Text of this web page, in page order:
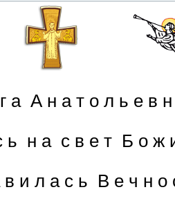
а А н а т о л ь е в
ь н а с в е т Б о ж
в и л а с ь В е ч н